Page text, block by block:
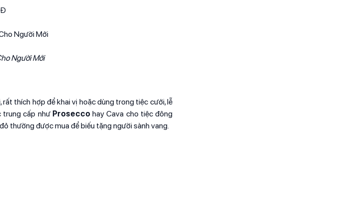
Người Mới
thích hợp để khai vị hoặc dùng trong tiệc cưới, lễ
trung cấp như Proseccohay Cava cho tiệc đông
thường được mua để biếu tặng người sành vang.